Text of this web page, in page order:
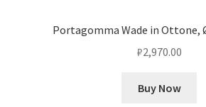
Portagomma Wade in Ottone,
₽2,970.00
Buy Now